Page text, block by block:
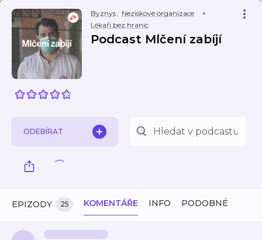
Byznys, Neziskové organizace
Lékaři bez hranic
Podcast Mlčení zabíjí
ODEBÍRAT
EPIZODY 25 KOMENTÁŘE INFO PODOBNÉ